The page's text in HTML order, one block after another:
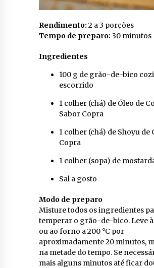
Rendimento: 2 a 3 porções
Tempo de preparo: 30 minutos
Ingredientes
100 g de grão-de-bico
escorrido
1 colher (chá) de Óleo de
Sabor Copra
1 colher (chá) de Shoyu de
Copra
1 colher (sopa) de
Sal a gosto
Modo de preparo
Misture todos os ingredientes
temperar o grão-de-bico. Leve
ou ao forno a 200 °C por
aproximadamente 20 minutos,
na metade do tempo. Se
mais alguns minutos até ficar